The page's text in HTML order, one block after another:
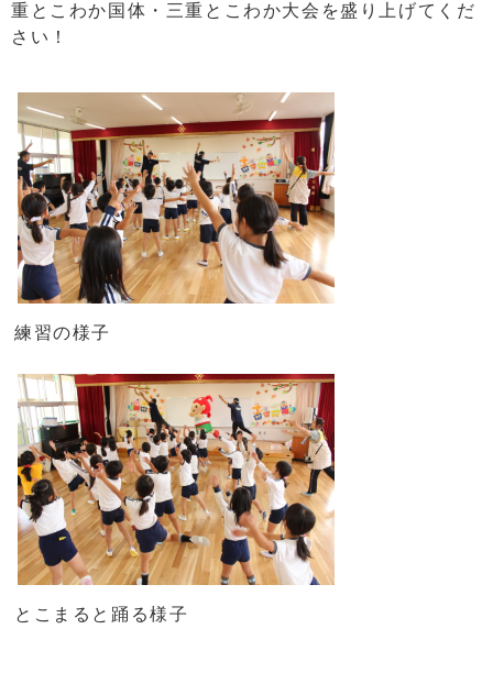
重とこわか国体・三重とこわか大会を盛り上げてくだ
さい！
練習の様子
とこまると踊る様子